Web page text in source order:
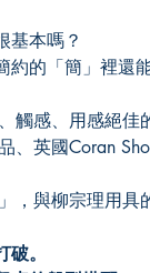
本嗎？
的「簡」裡還
感、用感絕佳
英國Coran
與柳宗理用具
。